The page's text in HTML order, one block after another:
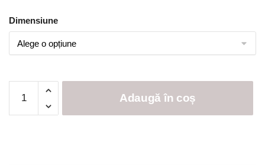
Dimensiune
2
Adaugă în coș